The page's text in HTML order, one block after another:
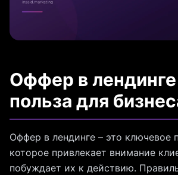
Оффер в лендинге
польза для
Оффер в лендинге – это ключевое
которое привлекает внимание
побуждает их к действию.